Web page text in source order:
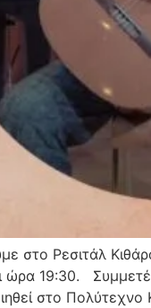
στο Ρεσιτάλ
ώρα 19:30.
στο